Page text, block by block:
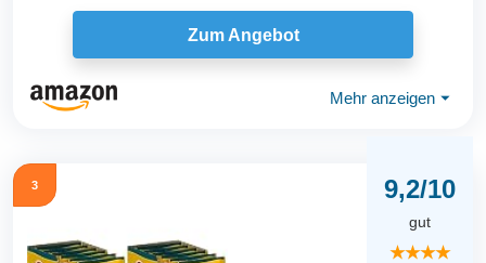
Zum Angebot
Mehr anzeigen ⏷
3 9,2/10
gut
★★★★